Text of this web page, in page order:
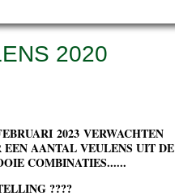
2020
2023 VERWACHTEN
AANTAL VEULENS UIT DE
COMBINATIES......
????